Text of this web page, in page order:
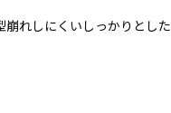
れしにくいしっかりとし